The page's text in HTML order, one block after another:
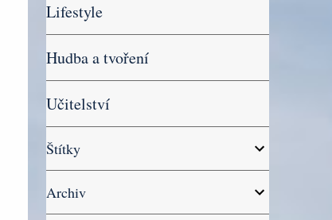
Lifestyle
Hudba a tvoření
Učitelství
Štítky
Archiv